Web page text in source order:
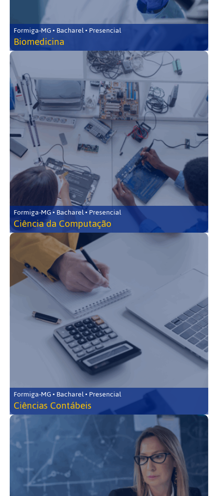
Formiga-MG • Bacharel • Presencial
Biomedicina
Formiga-MG • Bacharel • Presencial
Ciência da Computação
Formiga-MG • Bacharel • Presencial
Ciências Contábeis